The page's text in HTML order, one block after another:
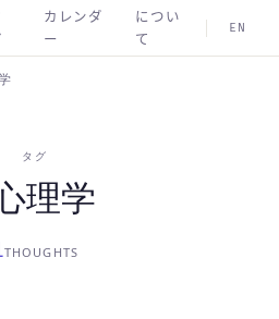
カレンダ
ー
につい
て
EN
タグ
理学
THOUGHTS